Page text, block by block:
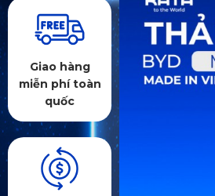
Giao hàng
miễn phí toàn
quốc